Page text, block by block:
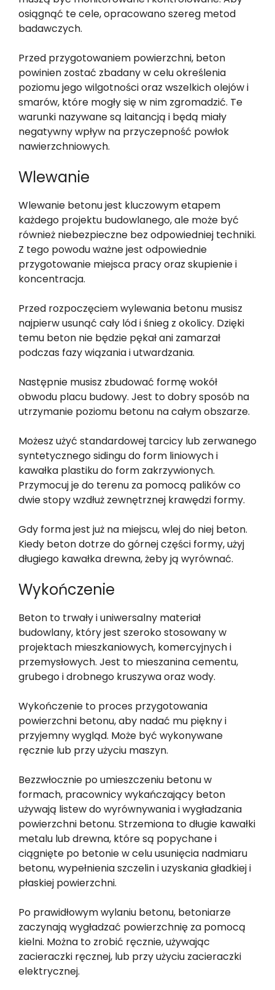
osiągnąć te cele, opracowano szereg metod
badawczych.
Przed przygotowaniem powierzchni, beton
powinien zostać zbadany w celu określenia
poziomu jego wilgotności oraz wszelkich olejów i
smarów, które mogły się w nim zgromadzić. Te
warunki nazywane są laitancją i będą miały
negatywny wpływ na przyczepność powłok
nawierzchniowych.
Wlewanie
Wlewanie betonu jest kluczowym etapem
każdego projektu budowlanego, ale może być
również niebezpieczne bez odpowiedniej techniki.
Z tego powodu ważne jest odpowiednie
przygotowanie miejsca pracy oraz skupienie i
koncentracja.
Przed rozpoczęciem wylewania betonu musisz
najpierw usunąć cały lód i śnieg z okolicy. Dzięki
temu beton nie będzie pękał ani zamarzał
podczas fazy wiązania i utwardzania.
Następnie musisz zbudować formę wokół
obwodu placu budowy. Jest to dobry sposób na
utrzymanie poziomu betonu na całym obszarze.
Możesz użyć standardowej tarcicy lub zerwanego
syntetycznego sidingu do form liniowych i
kawałka plastiku do form zakrzywionych.
Przymocuj je do terenu za pomocą palików co
dwie stopy wzdłuż zewnętrznej krawędzi formy.
Gdy forma jest już na miejscu, wlej do niej beton.
Kiedy beton dotrze do górnej części formy, użyj
długiego kawałka drewna, żeby ją wyrównać.
Wykończenie
Beton to trwały i uniwersalny materiał
budowlany, który jest szeroko stosowany w
projektach mieszkaniowych, komercyjnych i
przemysłowych. Jest to mieszanina cementu,
grubego i drobnego kruszywa oraz wody.
Wykończenie to proces przygotowania
powierzchni betonu, aby nadać mu piękny i
przyjemny wygląd. Może być wykonywane
ręcznie lub przy użyciu maszyn.
Bezzwłocznie po umieszczeniu betonu w
formach, pracownicy wykańczający beton
używają listew do wyrównywania i wygładzania
powierzchni betonu. Strzemiona to długie kawałki
metalu lub drewna, które są popychane i
ciągnięte po betonie w celu usunięcia nadmiaru
betonu, wypełnienia szczelin i uzyskania gładkiej i
płaskiej powierzchni.
Po prawidłowym wylaniu betonu, betoniarze
zaczynają wygładzać powierzchnię za pomocą
kielni. Można to zrobić ręcznie, używając
zacieraczki ręcznej, lub przy użyciu zacieraczki
elektrycznej.